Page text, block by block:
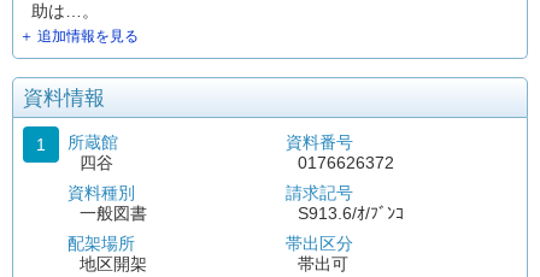
助は…。
＋ 追加情報を見る
資料情報
1
所蔵館
四谷
資料種別
一般図書
配架場所
地区開架
資料番号
0176626372
請求記号
S913.6/ｵ/ﾌﾞﾝｺ
帯出区分
帯出可